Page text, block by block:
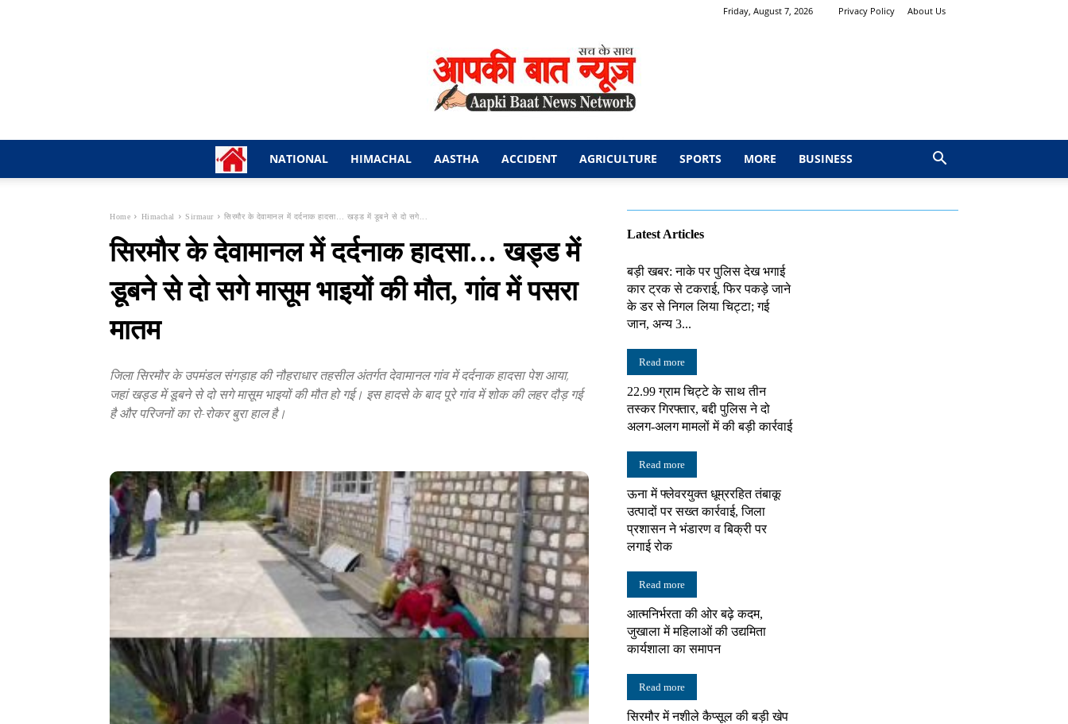
Friday, August 7, 2026 Privacy Policy About Us
बात
न्यूज़
नेटवर्क
NATIONAL HIMACHAL AASTHA ACCIDENT AGRICULTURE SPORTS MORE BUSINESS
Home Himachal Sirmaur सिरमौर के देवामानल में दर्दनाक हादसा… खड्ड में डूबने से दो सगे...
सिरमौर के देवामानल में दर्दनाक हादसा… खड्ड में
डूबने से दो सगे मासूम भाइयों की मौत, गांव में पसरा
मातम
जिला सिरमौर के उपमंडल संगड़ाह की नौहराधार तहसील अंतर्गत देवामानल गांव में दर्दनाक हादसा पेश आया,
जहां खड्ड में डूबने से दो सगे मासूम भाइयों की मौत हो गई। इस हादसे के बाद पूरे गांव में शोक की लहर दौड़ गई
है और परिजनों का रो-रोकर बुरा हाल है।
Latest Articles
बड़ी खबर: नाके पर पुलिस देख भगाई
कार ट्रक से टकराई, फिर पकड़े जाने
के डर से निगल लिया चिट्टा; गई
जान, अन्य 3...
Read more
22.99 ग्राम चिट्टे के साथ तीन
तस्कर गिरफ्तार, बद्दी पुलिस ने दो
अलग-अलग मामलों में की बड़ी कार्रवाई
Read more
ऊना में फ्लेवरयुक्त धूम्ररहित तंबाकू
उत्पादों पर सख्त कार्रवाई, जिला
प्रशासन ने भंडारण व बिक्री पर
लगाई रोक
Read more
आत्मनिर्भरता की ओर बढ़े कदम,
जुखाला में महिलाओं की उद्यमिता
कार्यशाला का समापन
Read more
सिरमौर में नशीले कैप्सूल की बड़ी खेप